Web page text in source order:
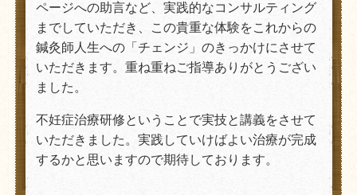
ページへの助言など、実践的なコンサルティング
までしていただき、この貴重な体験をこれからの
鍼灸師人生への「チェンジ」のきっかけにさせて
いただきます。重ね重ねご指導ありがとうござい
ました。
不妊症治療研修ということで実技と講義をさせて
いただきました。実践していけばよい治療が完成
するかと思いますので期待しております。